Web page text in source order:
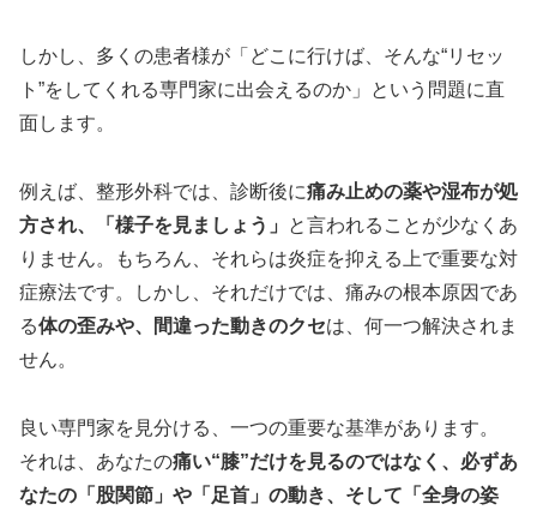
しかし、多くの患者様が「どこに行けば、そんな“リセッ
ト”をしてくれる専門家に出会えるのか」という問題に直
面します。
例えば、整形外科では、診断後に痛み止めの薬や湿布が処
方され、「様子を見ましょう」
と言われることが少なくあ
りません。もちろん、それらは炎症を抑える上で重要な対
症療法です。しかし、それだけでは、痛みの根本原因であ
る体の歪みや、間違った動きのクセは、何一つ解決されま
せん。
良い専門家を見分ける、一つの重要な基準があります。
それは、あなたの痛い“膝”だけを見るのではなく、必ずあ
なたの「股関節」や「足首」の動き、そして「全身の姿